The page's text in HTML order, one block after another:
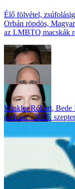
Élő fölvétel,
Orbán röpdös,
az LMBTQ macskák
Winkler Róbert, Bede
podcast
2025.